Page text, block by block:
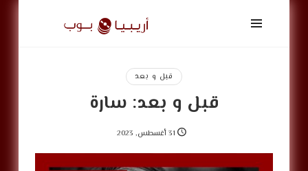
أريبيا
بوب
ArabiaPopقبل و بعد
قبل و بعد: سارة
31 أغسطس, 2023